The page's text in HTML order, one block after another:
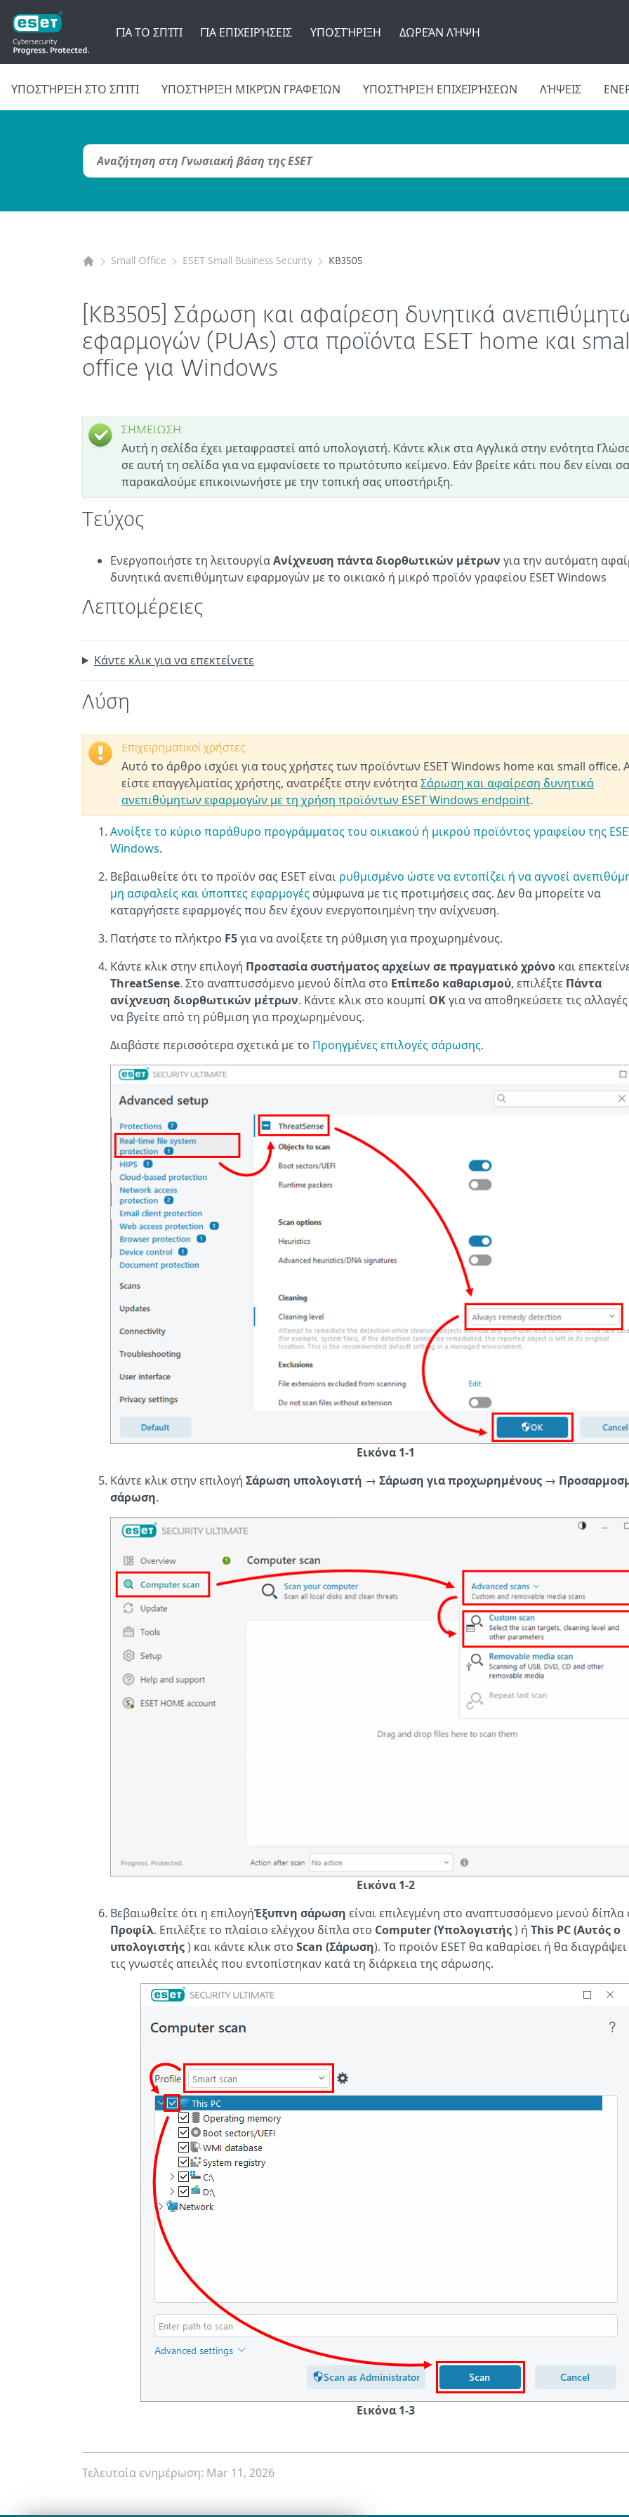
ΓΙΑ ΤΟ ΣΠΊΤΙ ΓΙΑ ΕΠΙΧΕΙΡΉΣΕΙΣ ΥΠΟΣΤΉΡΙΞΗ ΔΩΡΕΆΝ ΛΉΨΗ
ΥΠΟΣΤΉΡΙΞΗ ΣΤΟ ΣΠΊΤΙ ΥΠΟΣΤΉΡΙΞΗ ΜΙΚΡΏΝ ΓΡΑΦΕΊΩΝ ΥΠΟΣΤΉΡΙΞΗ ΕΠΙΧΕΙΡΉΣΕΩΝ ΛΉΨΕΙΣ
Small Office ESET Small Business Security KB3505
[KB3505] Σάρωση και αφαίρεση δυνητικά
εφαρμογών (PUAs) στα προϊόντα ESET home και
office για Windows
ΣΗΜΕΙΩΣΗ:
Αυτή η σελίδα έχει μεταφραστεί από υπολογιστή. Κάντε κλικ στα Αγγλικά στην ενότητα
σε αυτή τη σελίδα για να εμφανίσετε το πρωτότυπο κείμενο. Εάν βρείτε κάτι που δεν είναι
παρακαλούμε επικοινωνήστε με την τοπική σας υποστήριξη.
Τεύχος
Ενεργοποιήστε τη λειτουργίαΑνίχνευση πάντα διορθωτικών μέτρων για την αυτόματη
δυνητικά ανεπιθύμητων εφαρμογών με το οικιακό ή μικρό προϊόν γραφείου ESET Windows
Λεπτομέρειες
Κάντε κλικ για να επεκτείνετε
Λύση
Επιχειρηματικοί χρήστες
Αυτό το άρθρο ισχύει για τους χρήστες των προϊόντων ESET Windows home και small office.
είστε επαγγελματίας χρήστης, ανατρέξτε στην ενότηταΣάρωση και αφαίρεση δυνητικά
ανεπιθύμητων εφαρμογών με τη χρήση προϊόντων ESET Windows endpoint.
Ανοίξτε το κύριο παράθυρο προγράμματος του οικιακού ή μικρού προϊόντος γραφείου της
Windows.
Βεβαιωθείτε ότι το προϊόν σας ESET είναι ρυθμισμένο ώστε να εντοπίζει ή να αγνοεί
μη ασφαλείς και ύποπτες εφαρμογές σύμφωνα με τις προτιμήσεις σας. Δεν θα μπορείτε να
καταργήσετε εφαρμογές που δεν έχουν ενεργοποιημένη την ανίχνευση.
Πατήστε το πλήκτρο F5για να ανοίξετε τη ρύθμιση για προχωρημένους.
Κάντε κλικ στην επιλογή Προστασία συστήματος αρχείων σε πραγματικό χρόνο και
ThreatSense. Στο αναπτυσσόμενο μενού δίπλα στο Επίπεδο καθαρισμού, επιλέξτε Πάντα
ανίχνευση διορθωτικών μέτρων. Κάντε κλικ στο κουμπί OKγια να αποθηκεύσετε τις
να βγείτε από τη ρύθμιση για προχωρημένους.
Διαβάστε περισσότερα σχετικά με το Προηγμένες επιλογές σάρωσης.
Εικόνα 1-1
Κάντε κλικ στην επιλογή Σάρωση υπολογιστή → Σάρωση για προχωρημένους →
σάρωση.
Εικόνα 1-2
Βεβαιωθείτε ότι η επιλογήΈξυπνη σάρωση είναι επιλεγμένη στο αναπτυσσόμενο μενού δίπλα
Προφίλ. Επιλέξτε το πλαίσιο ελέγχου δίπλα στο Computer (Υπολογιστής) ή This PC (Αυτός ο
υπολογιστής) και κάντε κλικ στο Scan (Σάρωση). Το προϊόν ESET θα καθαρίσει ή θα
τις γνωστές απειλές που εντοπίστηκαν κατά τη διάρκεια της σάρωσης.
Εικόνα 1-3
Τελευταία ενημέρωση: Mar 11, 2026